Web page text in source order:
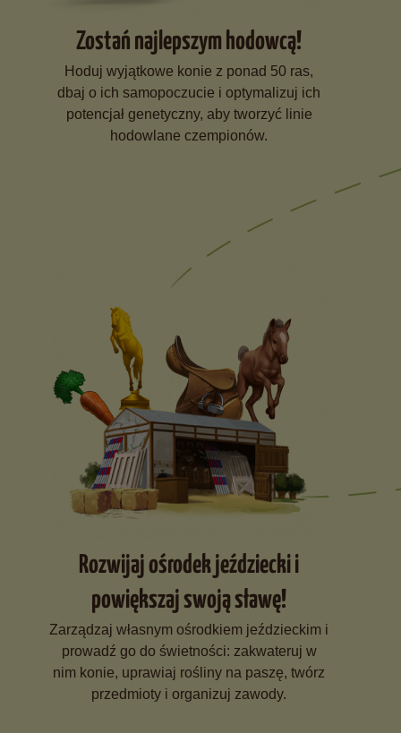
Zostań najlepszym hodowcą!
Hoduj wyjątkowe konie z ponad 50 ras,
dbaj o ich samopoczucie i optymalizuj ich
potencjał genetyczny, aby tworzyć linie
hodowlane czempionów.
Rozwijaj ośrodek jeździecki i
powiększaj swoją sławę!
Zarządzaj własnym ośrodkiem jeździeckim i
prowadź go do świetności: zakwateruj w
nim konie, uprawiaj rośliny na paszę, twórz
przedmioty i organizuj zawody.